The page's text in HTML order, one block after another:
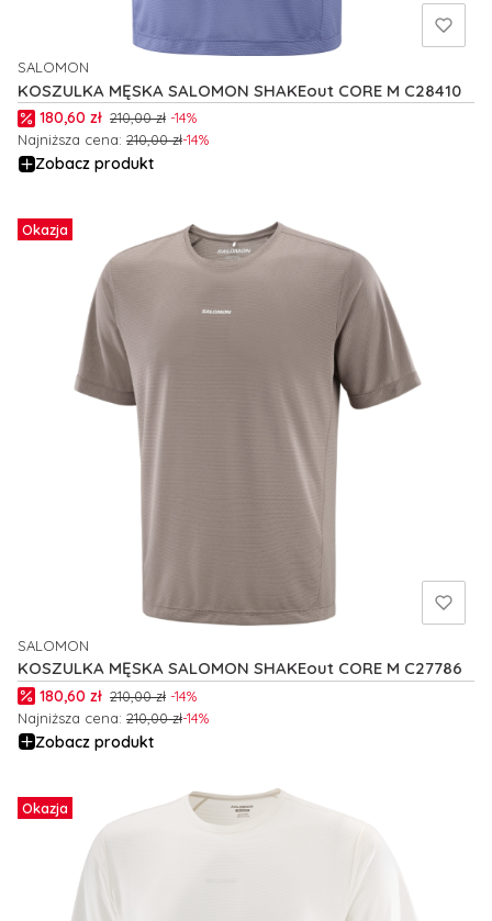
KOSZULKA MĘSKA SALOMON SHAKEout CORE M C28410
PRODUCENT
SALOMON
Cena promocyjna
180,60 zł 210,00 zł -14%
Najniższa cena: 210,00 zł-14%
Zobacz produkt
Okazja
KOSZULKA MĘSKA SALOMON SHAKEout CORE M C27786
PRODUCENT
SALOMON
Cena promocyjna
180,60 zł 210,00 zł -14%
Najniższa cena: 210,00 zł-14%
Zobacz produkt
Okazja